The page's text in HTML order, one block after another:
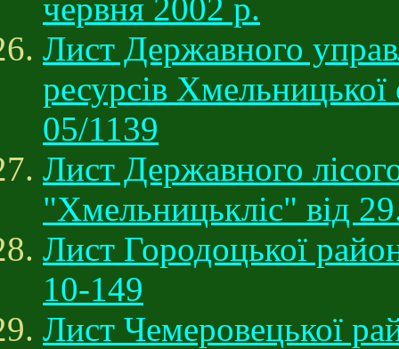
червня 2002 р.
Лист Державного
ресурсів
05/1139
Лист Державного
"Хмельницькліс" від
Лист Городоцької
10-149
Лист Чемеровецької